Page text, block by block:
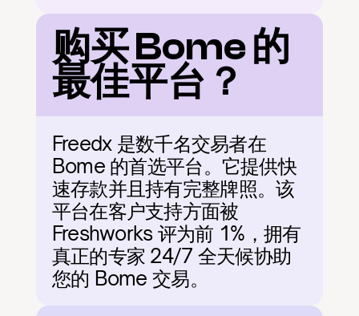
购买 Bome 的
最佳平台？
Freedx 是数千名交易者在
Bome 的首选平台。它提供快
速存款并且持有完整牌照。该
平台在客户支持方面被
Freshworks 评为前 1%，拥有
真正的专家 24/7 全天候协助
您的 Bome 交易。